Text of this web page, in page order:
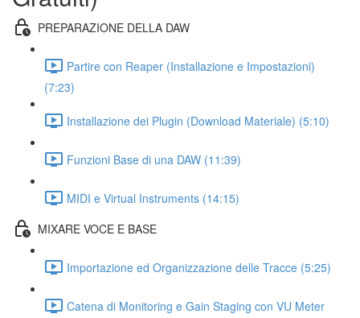
PREPARAZIONE DELLA DAW
Partire con Reaper (Installazione e Impostazioni)
(7:23)
Installazione dei Plugin (Download Materiale) (5:10)
Funzioni Base di una DAW (11:39)
MIDI e Virtual Instruments (14:15)
MIXARE VOCE E BASE
Importazione ed Organizzazione delle Tracce (5:25)
Catena di Monitoring e Gain Staging con VU Meter